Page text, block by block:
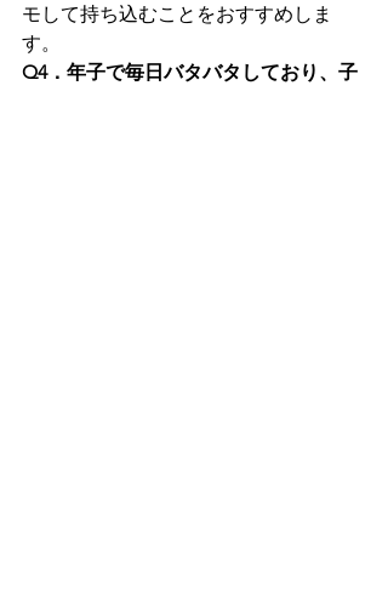
モして持ち込むことをおすすめしま
す。
Q4．年子で毎日バタバタしており、子